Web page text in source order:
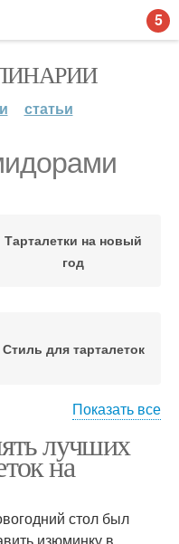
статьи
Тарталетки на новый
год
Стиль для тарталеток
для тарталеток
Показать все
лучших
на
стол был
5